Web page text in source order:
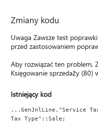
Zmiany kodu
Uwaga Zawsze test
przed zastosowaniem
Aby rozwiązać ten problem,
Księgowanie sprzedaży (80)
Istniejący kod
...GenJnlLine."Service
Tax Type"::Sale;